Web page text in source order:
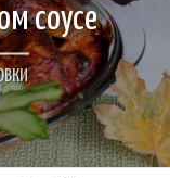
соусе